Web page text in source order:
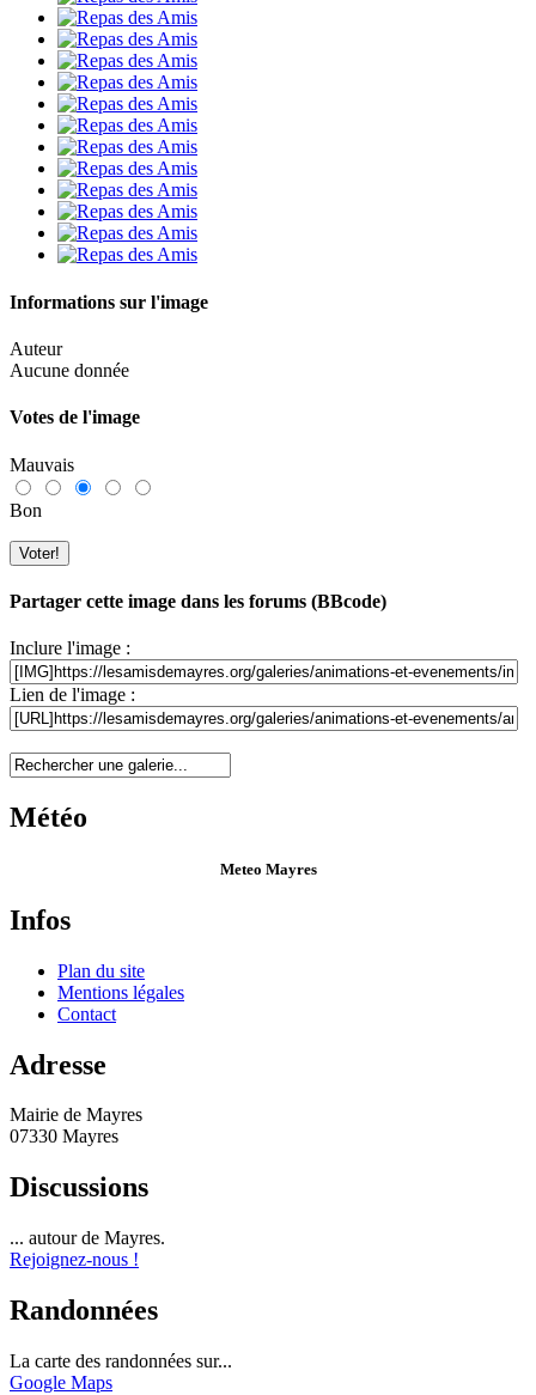
Informations sur l'image
Auteur
Aucune donnée
Votes de l'image
Mauvais
Bon
Partager cette image dans les forums (BBcode)
Inclure l'image :
Lien de l'image :
Météo
Meteo Mayres
Infos
Plan du site
Mentions légales
Contact
Adresse
Mairie de Mayres
07330 Mayres
Discussions
... autour de Mayres.
Rejoignez-nous !
Randonnées
La carte des randonnées sur...
Google Maps